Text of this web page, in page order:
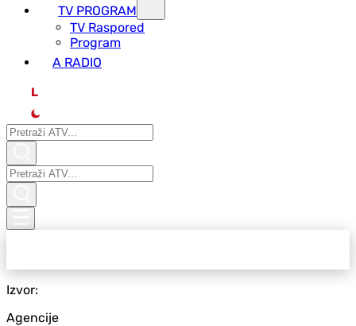
TV PROGRAM
ТV Raspored
Program
A RADIO
L
Izvor:
Agencije